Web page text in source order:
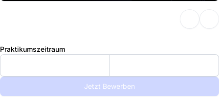
Praktikumszeitraum
Jetzt Bewerben